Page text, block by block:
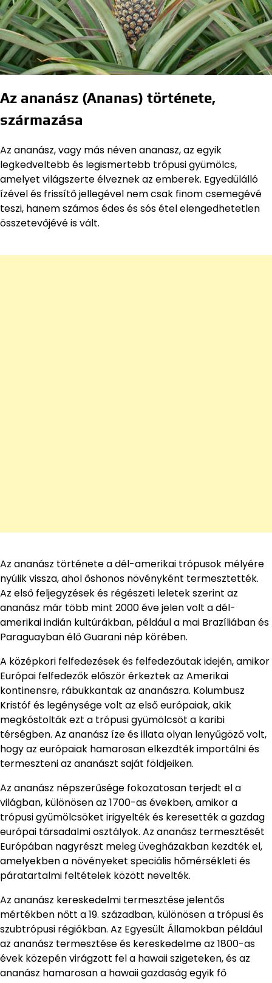
Az ananász (Ananas) története,
származása
Az ananász, vagy más néven ananasz, az egyik
legkedveltebb és legismertebb trópusi gyümölcs,
amelyet világszerte élveznek az emberek. Egyedülálló
ízével és frissítő jellegével nem csak finom csemegévé
teszi, hanem számos édes és sós étel elengedhetetlen
összetevőjévé is vált.
Az ananász története a dél-amerikai trópusok mélyére
nyúlik vissza, ahol őshonos növényként termesztették.
Az első feljegyzések és régészeti leletek szerint az
ananász már több mint 2000 éve jelen volt a dél-
amerikai indián kultúrákban, például a mai Brazíliában és
Paraguayban élő Guarani nép körében.
A középkori felfedezések és felfedezőutak idején, amikor
Európai felfedezők először érkeztek az Amerikai
kontinensre, rábukkantak az ananászra. Kolumbusz
Kristóf és legénysége volt az első európaiak, akik
megkóstolták ezt a trópusi gyümölcsöt a karibi
térségben. Az ananász íze és illata olyan lenyűgöző volt,
hogy az európaiak hamarosan elkezdték importálni és
termeszteni az ananászt saját földjeiken.
Az ananász népszerűsége fokozatosan terjedt el a
világban, különösen az 1700-as években, amikor a
trópusi gyümölcsöket irigyelték és keresették a gazdag
európai társadalmi osztályok. Az ananász termesztését
Európában nagyrészt meleg üvegházakban kezdték el,
amelyekben a növényeket speciális hőmérsékleti és
páratartalmi feltételek között nevelték.
Az ananász kereskedelmi termesztése jelentős
mértékben nőtt a 19. században, különösen a trópusi és
szubtrópusi régiókban. Az Egyesült Államokban például
az ananász termesztése és kereskedelme az 1800-as
évek közepén virágzott fel a hawaii szigeteken, és az
ananász hamarosan a hawaii gazdaság egyik fő